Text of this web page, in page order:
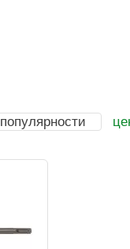
популярности